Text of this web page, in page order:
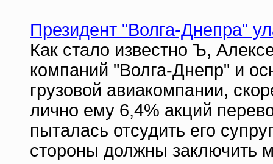
Президент "Волга-Днепра"
Как стало известно Ъ,
компаний "Волга-Днепр" и
грузовой авиакомпании,
лично ему 6,4% акций
пыталась отсудить его
стороны должны заключить